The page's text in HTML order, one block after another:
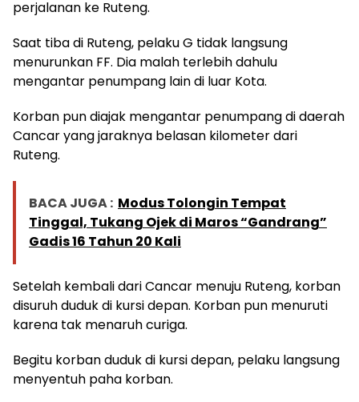
perjalanan ke Ruteng.
Saat tiba di Ruteng, pelaku G tidak langsung
menurunkan FF. Dia malah terlebih dahulu
mengantar penumpang lain di luar Kota.
Korban pun diajak mengantar penumpang di daerah
Cancar yang jaraknya belasan kilometer dari
Ruteng.
BACA JUGA : Modus Tolongin Tempat
Tinggal, Tukang Ojek di Maros “Gandrang”
Gadis 16 Tahun 20 Kali
Setelah kembali dari Cancar menuju Ruteng, korban
disuruh duduk di kursi depan. Korban pun menuruti
karena tak menaruh curiga.
Begitu korban duduk di kursi depan, pelaku langsung
menyentuh paha korban.